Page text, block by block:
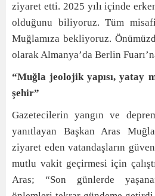
ziyaret etti. 2025 yılı içinde
olduğunu biliyoruz. Tüm
Muğlamıza bekliyoruz.
olarak Almanya’da Berlin
“Muğla jeolojik yapısı, yatay
şehir”
Gazetecilerin yangın ve
yanıtlayan Başkan Aras
ziyaret eden vatandaşların
mutlu vakit geçirmesi için
Aras; “Son günlerde